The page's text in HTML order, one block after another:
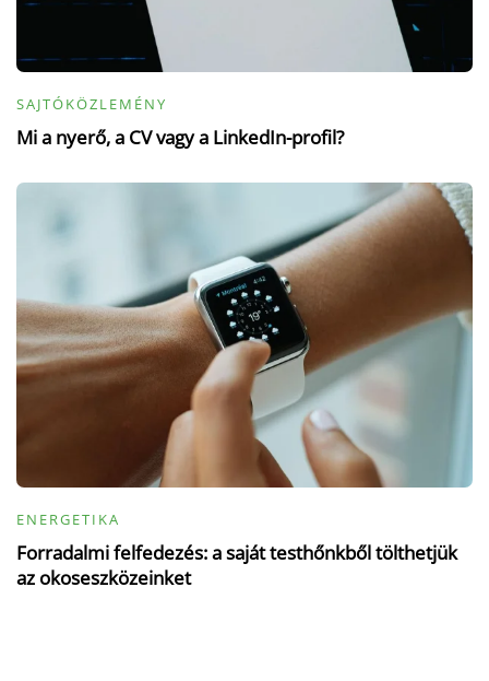
SAJTÓKÖZLEMÉNY
Mi a nyerő, a CV vagy a LinkedIn-profil?
ENERGETIKA
Forradalmi felfedezés: a saját testhőnkből tölthetjük
az okoseszközeinket